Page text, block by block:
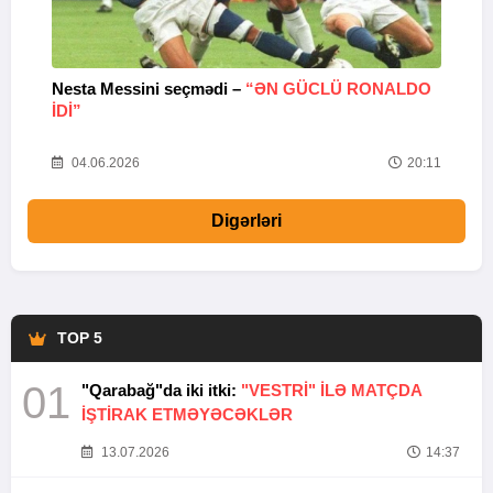
Nesta Messini seçmədi – “ƏN GÜCLÜ RONALDO
IDI”
04.06.2026 20:11
Digərləri
TOP 5
01 "Qarabağ"da iki itki: "VESTRİ" İLƏ MATÇDA
İŞTİRAK ETMƏYƏCƏKLƏR
13.07.2026 14:37